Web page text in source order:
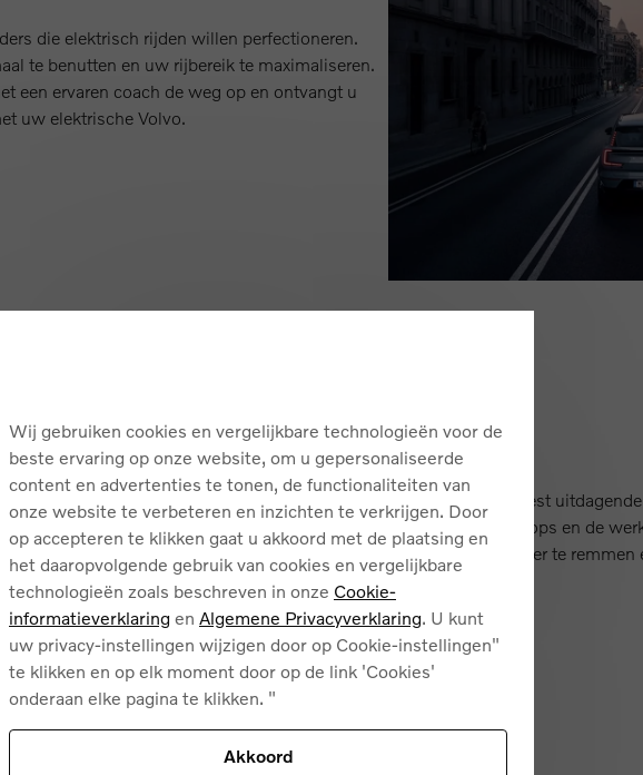
die elektrisch rijden willen perfectioneren.
te benutten en uw rijbereik te maximaliseren.
een ervaren coach de weg op en ontvangt u
uw elektrische Volvo.
Safety driving
Leer uw elektrische Volvo beheersen, zelfs in de meest
uur durende training ervaart u de impact van noodstops en de
veiligheidssystemen. Leer obstakels ontwijken zonder te
rijvaardigheid.
Schrijf me in
Wij gebruiken cookies en vergelijkbare technologieën voor de
beste ervaring op onze website, om u gepersonaliseerde
content en advertenties te tonen, de functionaliteiten van
onze website te verbeteren en inzichten te verkrijgen. Door
op accepteren te klikken gaat u akkoord met de plaatsing en
het daaropvolgende gebruik van cookies en vergelijkbare
technologieën zoals beschreven in onze Cookie-
informatieverklaring en Algemene Privacyverklaring. U kunt
uw privacy-instellingen wijzigen door op Cookie-instellingen"
te klikken en op elk moment door op de link 'Cookies'
onderaan elke pagina te klikken. "
Akkoord